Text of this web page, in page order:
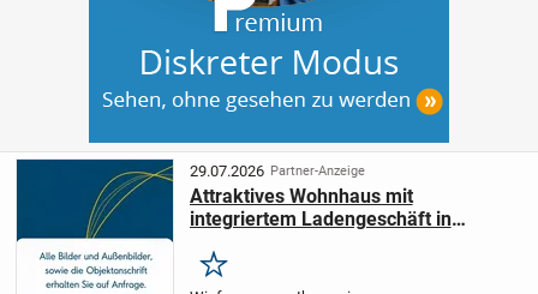
29.07.2026 Partner-Anzeige
Attraktives Wohnhaus mit
integriertem Ladengeschäft in
Investment!
Merken